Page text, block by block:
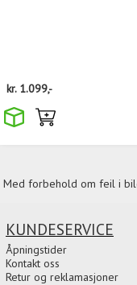
kr. 1.099,-
Med forbehold om feil i
KUNDESERVICE
Åpningstider
Kontakt oss
Retur og reklamasjoner